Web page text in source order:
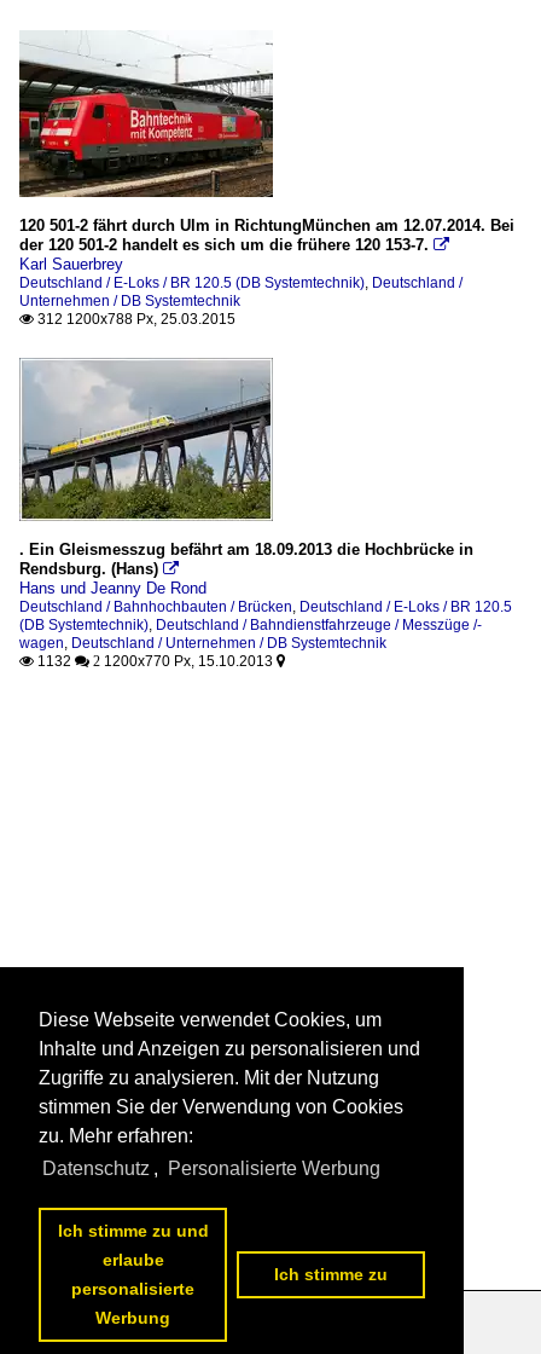
120 501-2 fährt durch Ulm in RichtungMünchen am 12.07.2014. Bei
der 120 501-2 handelt es sich um die frühere 120 153-7. 
Karl Sauerbrey
Deutschland / E-Loks / BR 120.5 (DB Systemtechnik) Deutschland /
Unternehmen / DB Systemtechnik
 312 1200x788 Px, 25.03.2015
. Ein Gleismesszug befährt am 18.09.2013 die Hochbrücke in
Rendsburg. (Hans) 
Hans und Jeanny De Rond
Deutschland / Bahnhochbauten / Brücken Deutschland / E-Loks / BR 120.5
(DB Systemtechnik) Deutschland / Bahndienstfahrzeuge / Messzüge /-
wagen Deutschland / Unternehmen / DB Systemtechnik
 1132  2 1200x770 Px, 15.10.2013 
Diese Webseite verwendet Cookies, um
Inhalte und Anzeigen zu personalisieren und
Zugriffe zu analysieren. Mit der Nutzung
stimmen Sie der Verwendung von Cookies
zu. Mehr erfahren:
Datenschutz , Personalisierte Werbung
Ich stimme zu und
erlaube
personalisierte
Werbung
Ich stimme zu